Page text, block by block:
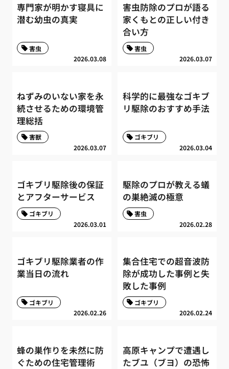
専門家が明かす寝具に
潜む幼虫の真実
2026.03.08
害虫
害虫防除のプロが語る
家くもとの正しい付き
合い方
2026.03.07
害虫
ねずみのいない家を永
続させるための環境管
理総括
2026.03.07
害獣
科学的に最強なゴキブ
リ駆除のおすすめ手法
2026.03.04
ゴキブリ
ゴキブリ駆除後の保証
とアフターサービス
2026.03.01
ゴキブリ
駆除のプロが教える蟻
の巣絶滅の極意
2026.02.28
害虫
ゴキブリ駆除業者の作
業当日の流れ
2026.02.26
ゴキブリ
集合住宅での超音波防
除が成功した事例と失
敗した事例
2026.02.24
ゴキブリ
蜂の巣作りを未然に防
ぐための住宅管理術
高原キャンプで遭遇し
たブユ（ブヨ）の恐怖